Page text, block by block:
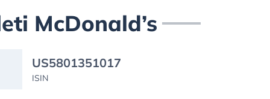
McDonald’s
US5801351017
ISIN